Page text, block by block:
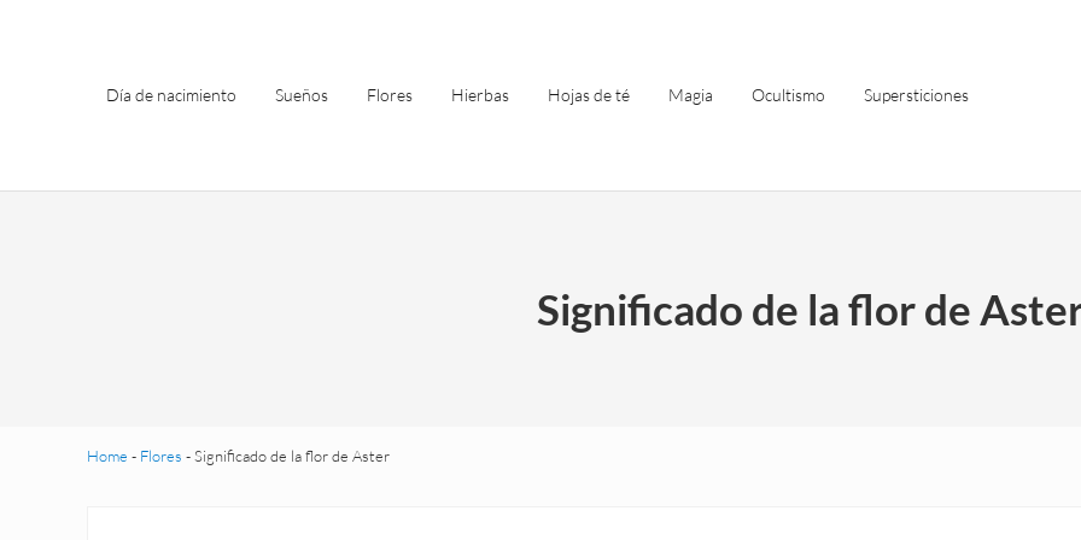
Día de nacimiento Sueños Flores Hierbas Hojas de té Magia Ocultismo Supersticiones
Significado de la flor de
Home - Flores -Significado de la flor de Aster